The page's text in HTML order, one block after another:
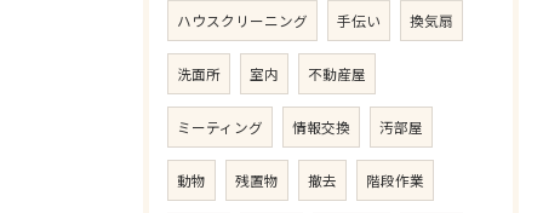
ハウスクリーニング 手伝い 換気扇
洗面所 室内 不動産屋
ミーティング 情報交換 汚部屋
動物 残置物 撤去 階段作業